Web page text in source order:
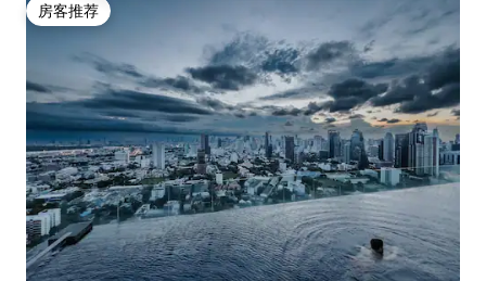
房客推荐
房客推荐